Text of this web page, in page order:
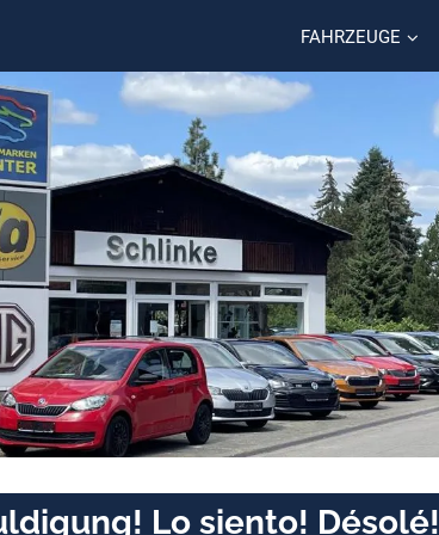
FAHRZEUGE
Lo siento! Désolé!